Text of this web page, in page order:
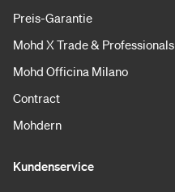
Preis-Garantie
Mohd X Trade & Professionals
Mohd Officina Milano
Contract
Mohdern
Kundenservice